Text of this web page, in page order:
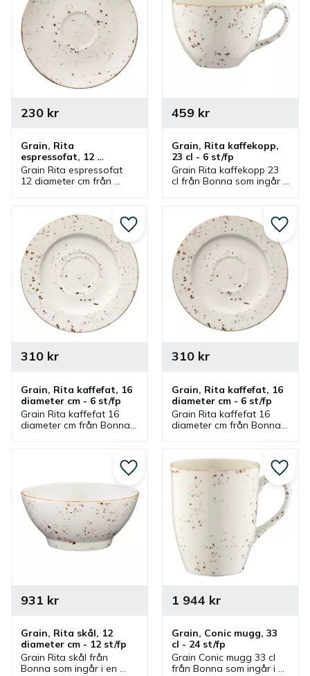
Grain, Rita
espressofat, 12
diameter cm - 6 st/fp
Grain Rita espressofat
12 diameter cm från
finns. Espressofat som
har passande
espressokopp.
230kr
Grain, Rita kaffekopp,
23 cl - 6 st/fp
Grain Rita kaffekopp 23
cl från Bonna som ingår i
kaffekopp och har
passande kaffefat.
459kr
Grain, Rita kaffefat, 16
diameter cm - 6 st/fp
Grain Rita kaffefat 16
diameter cm från Bonna
310kr
Lägg till i favoriter
Grain, Rita kaffefat, 16
diameter cm - 6 st/fp
Grain Rita kaffefat 16
diameter cm från Bonna
som har passande
kaffekopp.
310kr
Lägg
Grain, Rita skål, 12
diameter cm - 12 st/fp
Grain Rita skål från
Bonna som ingår i en
931 kr
Lägg till i favoriter
Grain, Conic mugg, 33
cl - 24 st/fp
Grain Conic mugg 33 cl
från Bonna som ingår i
1 944 kr
Lägg